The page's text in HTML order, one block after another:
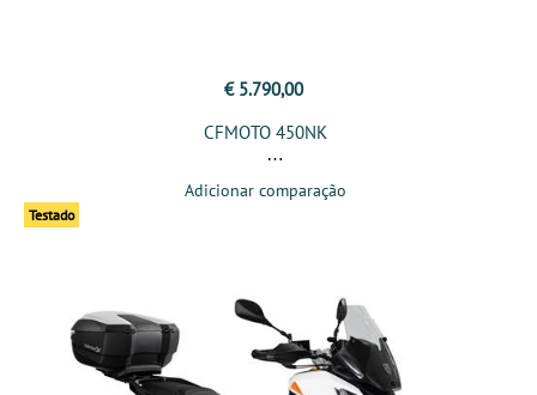
€ 5.790,00
CFMOTO 450NK
Adicionar comparação
Testado